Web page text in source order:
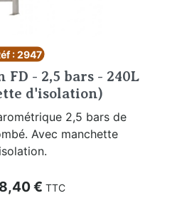
: 2947
FD - 2,5 bars - 240L
d'isolation)
2,5 bars de
Avec manchette
€ TTC